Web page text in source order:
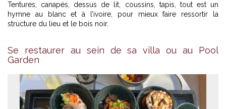
Tentures, canapés, dessus de lit, coussins, tapis, tout est un
hymne au blanc et à l’ivoire, pour mieux faire ressortir la
structure du lieu et le bois noir.
Se restaurer au sein de sa villa ou au Pool
Garden